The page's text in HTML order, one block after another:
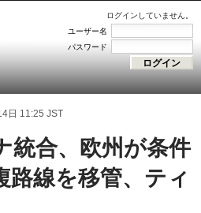
ログインしていません。
ユーザー名
パスワード
日 11:25 JST
統合、欧州が条件
線を移管、ティ